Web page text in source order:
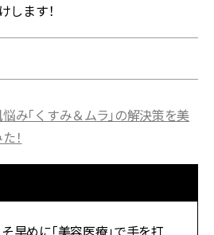
します！
み「くすみ＆ムラ」の解決策を美
！